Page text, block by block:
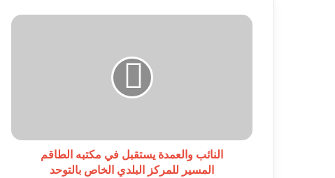
النائب
البلدي
النائب والعمدة يستقبل في مكتبه الطاقم
المسير للمركز البلدي الخاص بالتوحد